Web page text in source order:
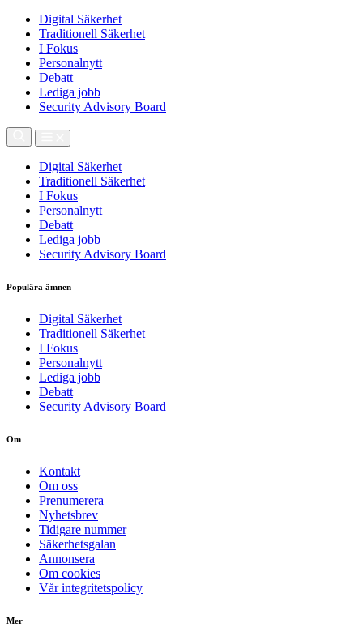
Digital Säkerhet
Traditionell Säkerhet
I Fokus
Personalnytt
Debatt
Lediga jobb
Security Advisory Board
Digital Säkerhet
Traditionell Säkerhet
I Fokus
Personalnytt
Debatt
Lediga jobb
Security Advisory Board
Populära ämnen
Digital Säkerhet
Traditionell Säkerhet
I Fokus
Personalnytt
Lediga jobb
Debatt
Security Advisory Board
Om
Kontakt
Om oss
Prenumerera
Nyhetsbrev
Tidigare nummer
Säkerhetsgalan
Annonsera
Om cookies
Vår integritetspolicy
Mer